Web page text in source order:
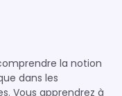
la notion
dans les
Vous apprendrez à